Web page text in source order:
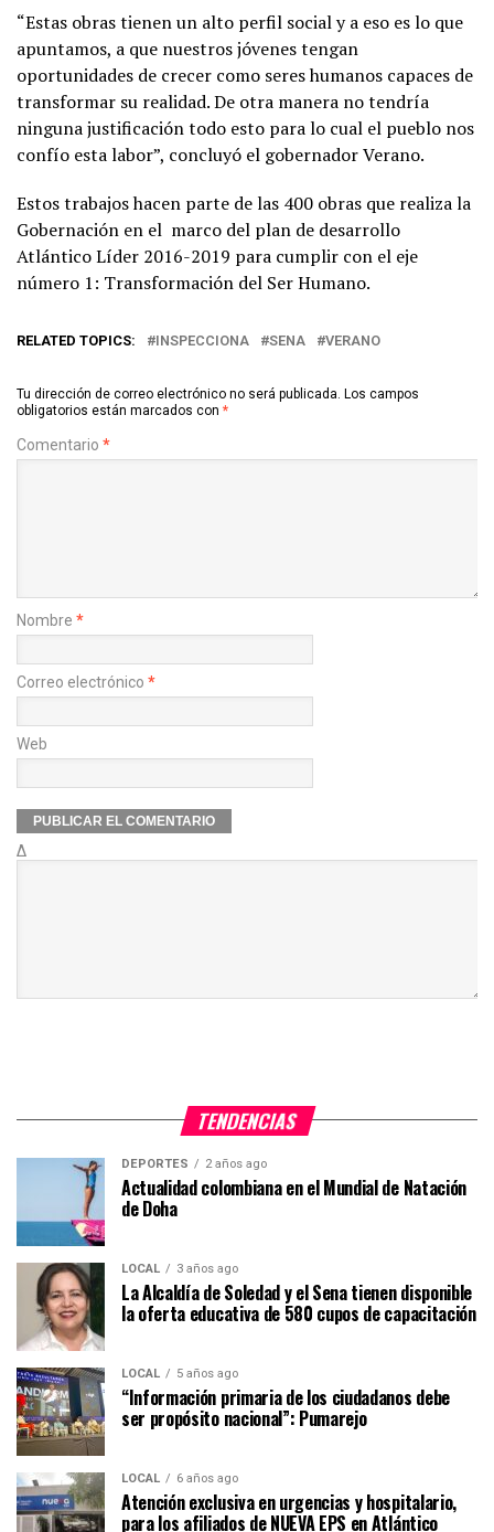
“Estas obras tienen un alto perfil social y a eso es lo que
apuntamos, a que nuestros jóvenes tengan
oportunidades de crecer como seres humanos capaces de
transformar su realidad. De otra manera no tendría
ninguna justificación todo esto para lo cual el pueblo nos
confío esta labor”, concluyó el gobernador Verano.
Estos trabajos hacen parte de las 400 obras que realiza la
Gobernación en el marco del plan de desarrollo
Atlántico Líder 2016-2019 para cumplir con el eje
número 1: Transformación del Ser Humano.
RELATED TOPICS: INSPECCIONA SENA VERANO
Tu dirección de correo electrónico no será publicada. Los campos
obligatorios están marcados con *
Comentario *
Nombre *
Correo electrónico *
Web
Δ
TENDENCIAS
DEPORTES 2 años ago
Actualidad colombiana en el Mundial de Natación
de Doha
LOCAL 3 años ago
La Alcaldía de Soledad y el Sena tienen disponible
la oferta educativa de 580 cupos de capacitación
LOCAL 5 años ago
“Información primaria de los ciudadanos debe
ser propósito nacional”: Pumarejo
LOCAL 6 años ago
Atención exclusiva en urgencias y hospitalario,
para los afiliados de NUEVA EPS en Atlántico